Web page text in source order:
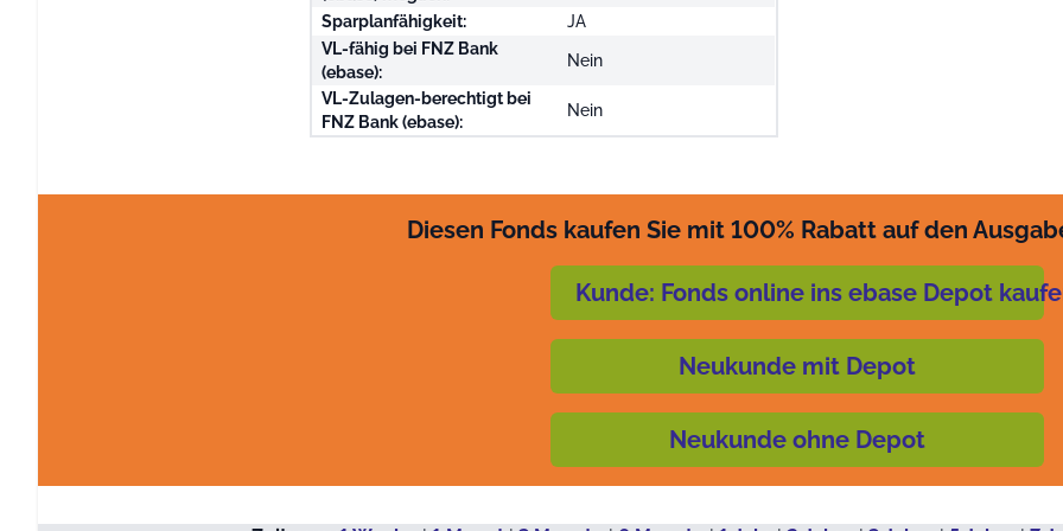
Sparplanfähigkeit:
JA
VL-fähig bei FNZ Bank
(ebase):
Nein
VL-Zulagen-berechtigt bei
FNZ Bank (ebase):
Nein
Diesen Fonds kaufen Sie mit 100% Rabatt auf den
Kunde: Fonds online ins ebase Depot
Neukunde mit Depot
Neukunde ohne Depot